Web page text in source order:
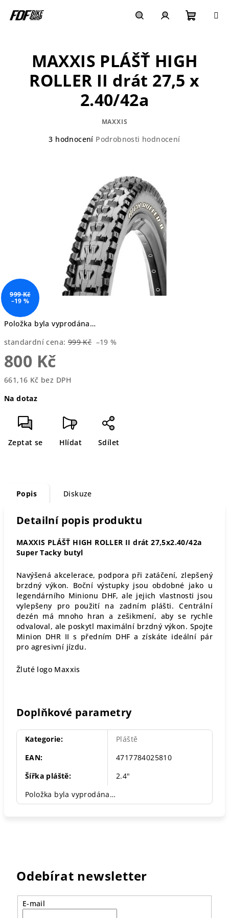
košík
Položka byla vyprodána…
standardní cena: 999 Kč –19 %
800 Kč
661,16 Kč bez DPH
cena:
Na dotaz
Zeptat se Hlídat Sdílet
MAXXIS PLÁŠŤ HIGH
ROLLER II drát 27,5 x
2.40/42a
MAXXIS
Průměrné
hvězdiček.
3 hodnocení Podrobnosti hodnocení
999 Kč
–19 %
Popis Diskuze
Detailní popis produktu
MAXXIS PLÁŠŤ HIGH ROLLER II drát 27,5x2.40/42a
Super Tacky butyl
Navýšená akcelerace, podpora při zatáčení, zlepšený
brzdný výkon. Boční výstupky jsou obdobné jako u
legendárního Minionu DHF, ale jejich vlastnosti jsou
vylepšeny pro použití na zadním plášti. Centrální
dezén má mnoho hran a zešikmení, aby se rychle
odvaloval, ale poskytl maximální brzdný výkon. Spojte
Minion DHR II s předním DHF a získáte ideální pár
pro agresivní jízdu.
Žluté logo Maxxis
Doplňkové parametry
Kategorie:
Pláště
EAN:
4717784025810
Šířka pláště:
2.4"
Položka byla vyprodána…
Odebírat newsletter
E-mail